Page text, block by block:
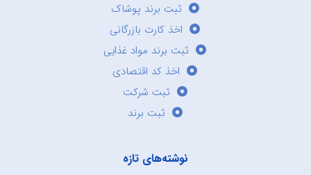
ثبت برند پوشاک
اخذ کارت بازرگانی
ثبت برند مواد غذایی
اخذ کد اقتصادی
ثبت شرکت
ثبت برند
نوشته‌های تازه